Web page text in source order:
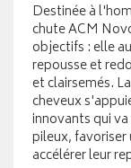
Destinée à
chute ACM
objectifs : elle
repousse et
et clairsemés.
cheveux
innovants qui
pileux, favoriser
accélérer leur